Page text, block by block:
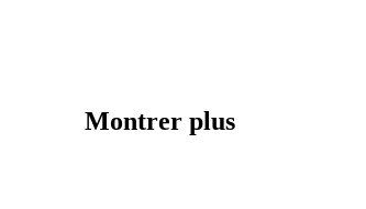
Montrer plus